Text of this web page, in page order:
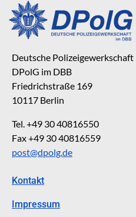
Deutsche Polizeigewerkschaft
DPolG im DBB
Friedrichstraße 169
10117 Berlin
Tel. +49 30 40816550
Fax +49 30 40816559
post@dpolg.de
Kontakt
Impressum